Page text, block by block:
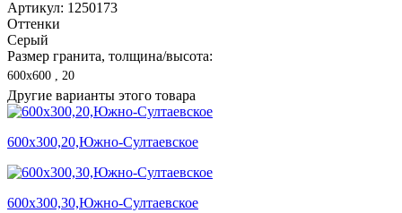
Артикул: 1250173
Оттенки
Серый
Размер гранита, толщина/высота:
600х600 , 20
Другие варианты этого товара
600х300,20,Южно-Султаевское
600х300,30,Южно-Султаевское